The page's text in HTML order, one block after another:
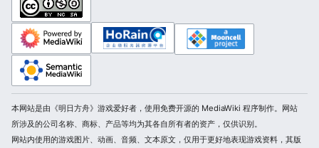
本网站是由《明日方舟》游戏爱好者，使用免费开源的 MediaWiki 程序制作。网站
所涉及的公司名称、商标、产品等均为其各自所有者的资产，仅供识别。
网站内使用的游戏图片、动画、音频、文本原文，仅用于更好地表现游戏资料，其版